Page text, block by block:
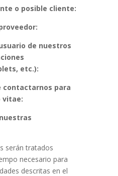
o posible cliente:
de nuestros
etc.):
contactarnos para
vitae:
serán tratados
necesario para
descritas en el